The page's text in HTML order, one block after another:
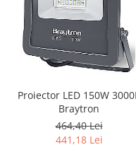
Proiector LED 150W
Braytron
464,40 Lei
441,18 Lei